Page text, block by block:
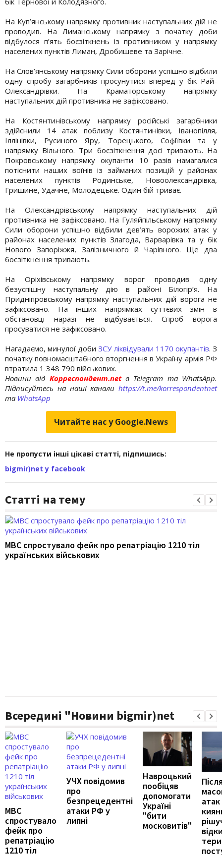
На Куп’янському напрямку противник наступальних дій не
проводив. На Лиманському напрямку з початку доби
відбулося п’ять боєзіткнень із противником у напрямку
населених пунктів Лиман, Дробишеве та Зарічне.
На Слов’янському напрямку Сили оборони успішно відбили
одну спробу загарбників просунутися вперед у бік Рай-
Олександрівки. На Краматорському напрямку
наступальних дій противника не зафіксовано.
На Костянтинівському напрямку російські загарбники
здійснили 14 атак поблизу Костянтинівки, Іванопілля,
Іллінівки, Русиного Яру, Торецького, Софіївки та у
напрямку Вільного. Три боєзіткнення досі тривають. На
Покровському напрямку окупанти 10 разів намагалися
потіснити наших воїнів із займаних позицій у районах
населених пунктів Родинське, Новоолександрівка,
Гришине, Удачне, Молодецьке. Один бій триває.
На Олександрівському напрямку наступальних дій
противника не зафіксовано. На Гуляйпільському напрямку
Сили оборони успішно відбили дев’ять ворожих атак у
районах населених пунктів Злагода, Варварівка та у бік
Нового Запоріжжя, Залізничного й Чарівного. Ще два
боєзіткнення тривають.
На Оріхівському напрямку ворог проводив одну
безуспішну наступальну дію в районі Білогір’я. На
Придніпровському напрямку наступальних дій ворога не
зафіксовано. На інших напрямках суттєвих змін в
обстановці наразі не відбувається. Спроб ворога
просуватися не зафіксовано.
Нагадаємо, минулої добиЗСУ ліквідували 1170 окупантів. З
початку повномасштабного вторгнення в Україну армія РФ
втратила 1 348 790 військових.
Новини від Корреспондент.netв Telegram та WhatsApp.
Підписуйтесь на наші канали https://t.me/korrespondentnet
та WhatsApp
Читайте нас у Google.News
Не пропусти інші цікаві статті, підпишись:
bigmir)net у facebook
Статті на тему
МВС спростувало фейк про репатріацію 1210 тіл
українських військових
Всередині "Новини bigmir)net
МВС
спростувало
фейк про
репатріацію
1210 тіл
УЧХ повідомив
про
безпрецедентні
атаки РФ у
липні
Навроцький
пообіцяв
допомогати
Україні
"бити
московитів"